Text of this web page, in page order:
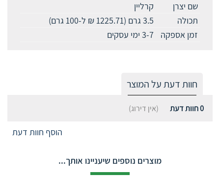
שם יצרן
קרליין
תכולה
3.5 גרם (1225.71 ₪ ל-100 גרם)
זמן אספקה
3-7 ימי עסקים
חוות דעת על המוצר
0חוות דעת (אין דירוג)
הוסף חוות דעת
מוצרים נוספים שיעניינו אותך...